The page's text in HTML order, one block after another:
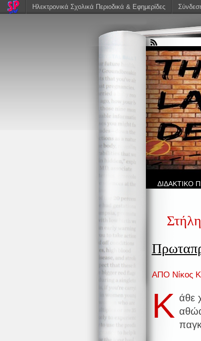
ΔΙΔΑΚΤΙΚΟ
ΑΠΟ Νίκος
Κ άθε
Ηλεκτρονικά Σχολικά Περιοδικά & Εφημερίδες